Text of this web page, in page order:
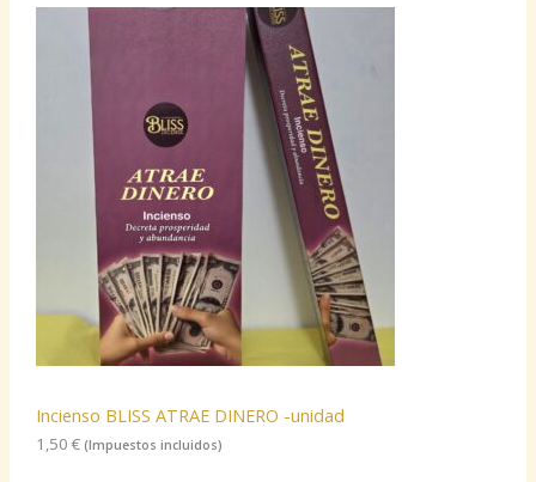
Incienso BLISS ATRAE DINERO -unidad
1,50€ (Impuestos incluidos)